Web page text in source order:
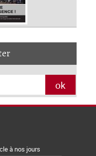
à nos jours